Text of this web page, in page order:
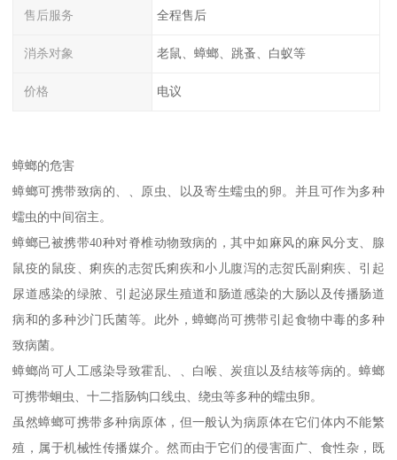
售后服务 全程售后
消杀对象 老鼠、蟑螂、跳蚤、白蚁等
价格 电议
蟑螂的危害
蟑螂可携带致病的、、原虫、以及寄生蠕虫的卵。并且可作为多种
蠕虫的中间宿主。
蟑螂已被携带40种对脊椎动物致病的，其中如麻风的麻风分支、腺
鼠疫的鼠疫、痢疾的志贺氏痢疾和小儿腹泻的志贺氏副痢疾、引起
尿道感染的绿脓、引起泌尿生殖道和肠道感染的大肠以及传播肠道
病和的多种沙门氏菌等。此外，蟑螂尚可携带引起食物中毒的多种
致病菌。
蟑螂尚可人工感染导致霍乱、、白喉、炭疽以及结核等病的。蟑螂
可携带蛔虫、十二指肠钩口线虫、绕虫等多种的蠕虫卵。
虽然蟑螂可携带多种病原体，但一般认为病原体在它们体内不能繁
殖，属于机械性传播媒介。然而由于它们的侵害面广、食性杂，既